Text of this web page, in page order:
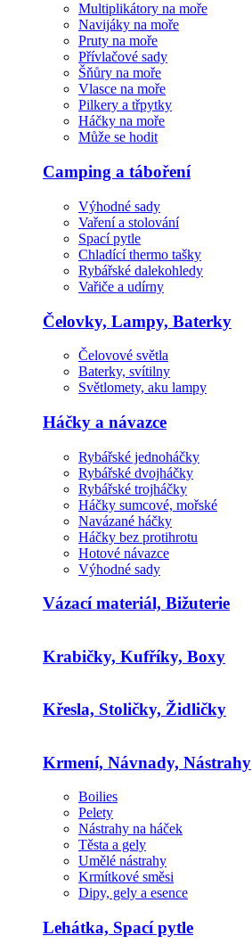
Multiplikátory na moře
Navijáky na moře
Pruty na moře
Přívlačové sady
Šňůry na moře
Vlasce na moře
Pilkery a třpytky
Háčky na moře
Může se hodit
Camping a táboření
Výhodné sady
Vaření a stolování
Spací pytle
Chladící thermo tašky
Rybářské dalekohledy
Vařiče a udírny
Čelovky, Lampy, Baterky
Čelovové světla
Baterky, svítilny
Světlomety, aku lampy
Háčky a návazce
Rybářské jednoháčky
Rybářské dvojháčky
Rybářské trojháčky
Háčky sumcové, mořské
Navázané háčky
Háčky bez protihrotu
Hotové návazce
Výhodné sady
Vázací materiál, Bižuterie
Krabičky, Kufříky, Boxy
Křesla, Stoličky, Židličky
Krmení, Návnady, Nástrahy
Boilies
Pelety
Nástrahy na háček
Těsta a gely
Umělé nástrahy
Krmítkové směsi
Dipy, gely a esence
Lehátka, Spací pytle